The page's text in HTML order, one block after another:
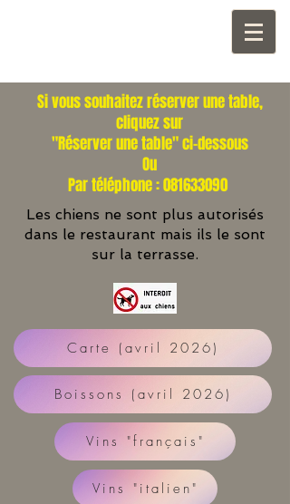
Si vous souhaitez réserver une table,
cliquez sur
"Réserver une table" ci-dessous
Ou
Par téléphone : 081633090
Les chiens ne sont plus autorisés
dans le restaurant mais ils le sont
sur la terrasse.
Carte (avril 2026)
Boissons (avril 2026)
Vins "français"
Vins "italien"